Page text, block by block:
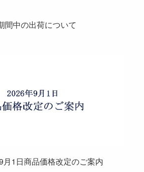
間中の出荷について
月1日商品価格改定のご案内